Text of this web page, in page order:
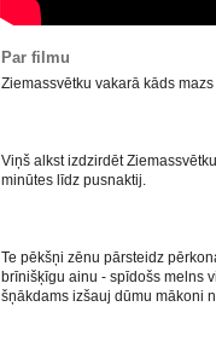
Par filmu
Ziemassvētku vakarā kāds
Viņš alkst izdzirdēt
minūtes līdz pusnaktij.
Te pēkšņi zēnu pārsteidz
brīnišķīgu ainu - spīdošs melns
šņākdams izšauj dūmu mākoni